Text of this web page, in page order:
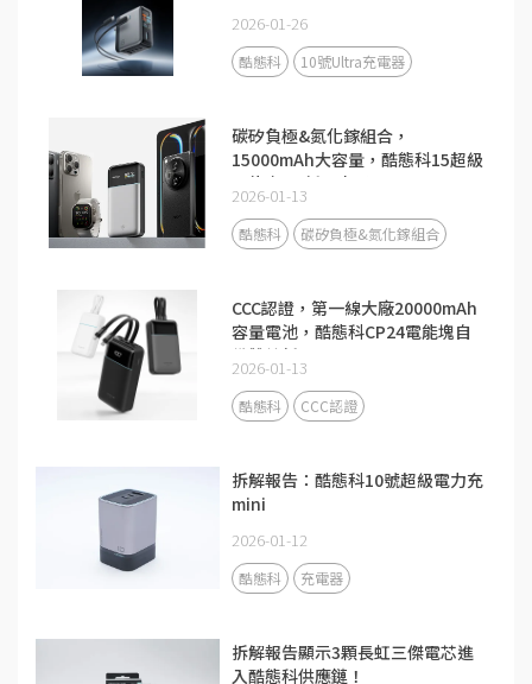
2026-01-26
酷態科 10號Ultra充電器
碳矽負極&氮化鎵組合，
15000mAh大容量，酷態科15超級
電能卡Air新品來了！
2026-01-13
酷態科 碳矽負極&氮化鎵組合
CCC認證，第一線大廠20000mAh
容量電池，酷態科CP24電能塊自
備雙線新品
2026-01-13
酷態科 CCC認證
拆解報告：酷態科10號超級電力充
mini
2026-01-12
酷態科 充電器
拆解報告顯示3顆長虹三傑電芯進
入酷態科供應鏈！